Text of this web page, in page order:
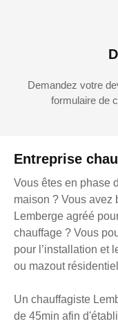
Entreprise
Vous êtes en phase
maison ? Vous avez
Lemberge agréé
chauffage ? Vous
pour l’installation et
ou mazout
Un chauffagiste
de 45min afin
Demandez votre
formulaire de